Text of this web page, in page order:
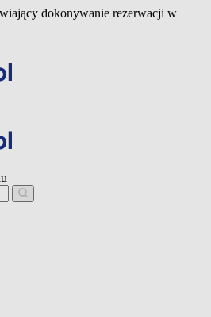
dokonywanie rezerwacji w